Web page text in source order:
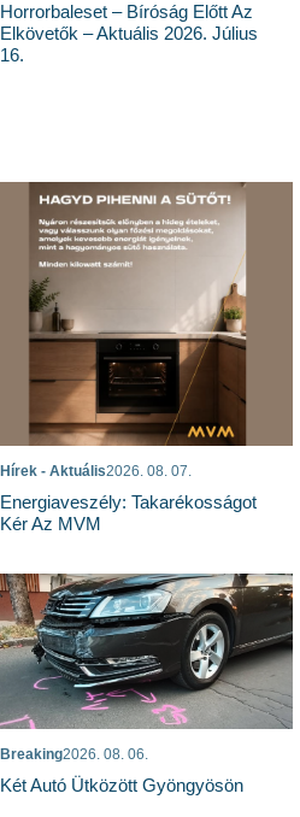
Horrorbaleset – Bíróság Előtt Az
Elkövetők – Aktuális 2026. Július
16.
Hírek - Aktuális2026. 08. 07.
Energiaveszély: Takarékosságot
Kér Az MVM
Breaking2026. 08. 06.
Két Autó Ütközött Gyöngyösön